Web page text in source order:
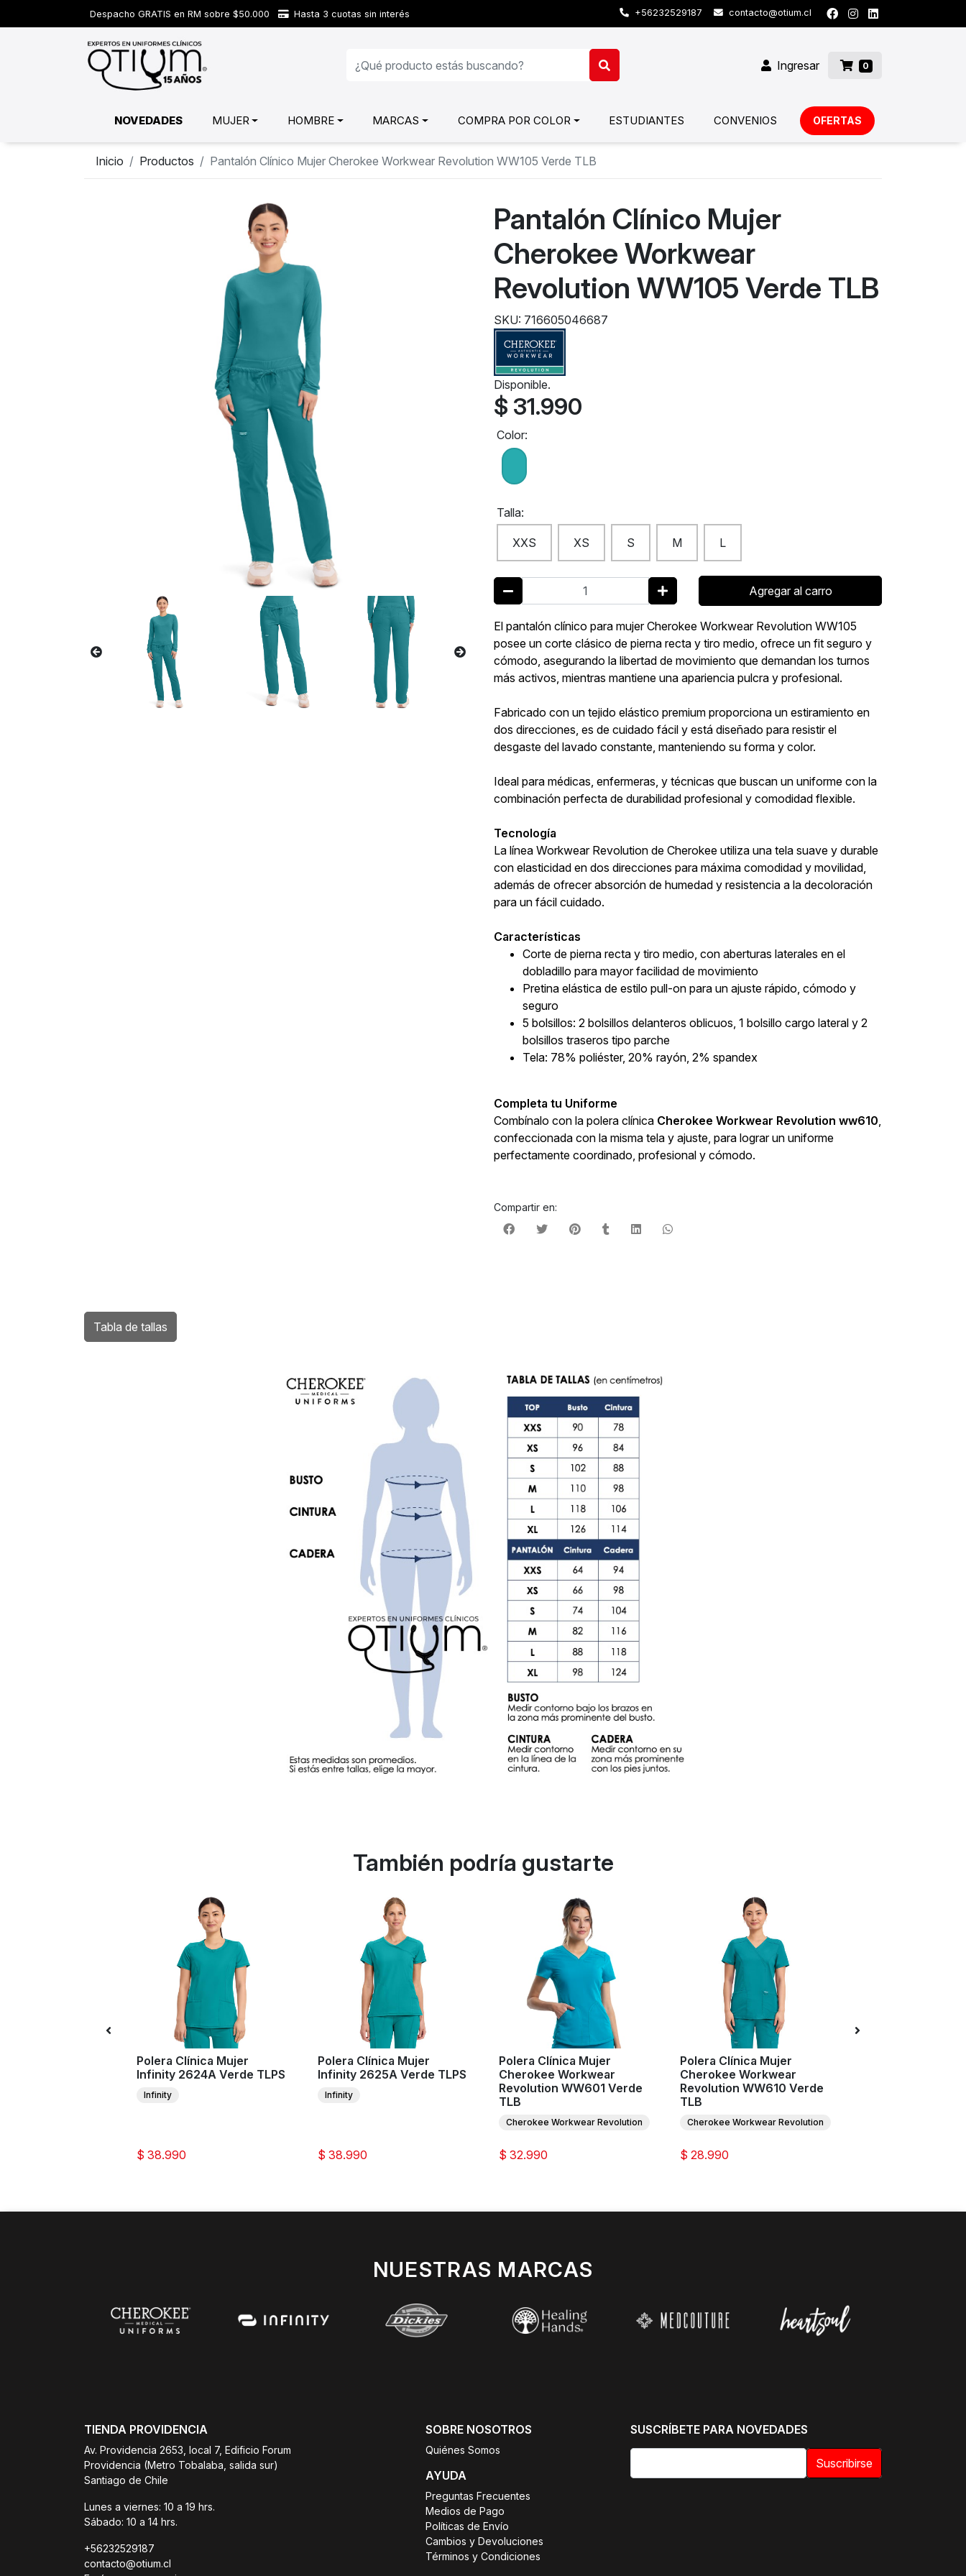
Despacho GRATIS en RM sobre $50.000 Hasta 3 cuotas sin interés +56232529187 contacto@otium.cl
Ingresar 0
NOVEDADES MUJER HOMBRE MARCAS COMPRA POR COLOR ESTUDIANTES CONVENIOS OFERTAS
Inicio Productos Pantalón Clínico Mujer Cherokee Workwear Revolution WW105 Verde TLB
Pantalón Clínico Mujer
Cherokee Workwear
Revolution WW105 Verde TLB
SKU: 716605046687
Disponible.
$ 31.990
Color:
Talla:
XXS XS S M L
Agregar al carro
El pantalón clínico para mujer Cherokee Workwear Revolution WW105
posee un corte clásico de pierna recta y tiro medio, ofrece un fit seguro y
cómodo, asegurando la libertad de movimiento que demandan los turnos
más activos, mientras mantiene una apariencia pulcra y profesional.
Fabricado con un tejido elástico premium proporciona un estiramiento en
dos direcciones, es de cuidado fácil y está diseñado para resistir el
desgaste del lavado constante, manteniendo su forma y color.
Ideal para médicas, enfermeras, y técnicas que buscan un uniforme con la
combinación perfecta de durabilidad profesional y comodidad flexible.
Tecnología
La línea Workwear Revolution de Cherokee utiliza una tela suave y durable
con elasticidad en dos direcciones para máxima comodidad y movilidad,
además de ofrecer absorción de humedad y resistencia a la decoloración
para un fácil cuidado.
Características
Corte de pierna recta y tiro medio, con aberturas laterales en el
dobladillo para mayor facilidad de movimiento
Pretina elástica de estilo pull-on para un ajuste rápido, cómodo y
seguro
5 bolsillos: 2 bolsillos delanteros oblicuos, 1 bolsillo cargo lateral y 2
bolsillos traseros tipo parche
Tela: 78% poliéster, 20% rayón, 2% spandex
Completa tu Uniforme
Combínalo con la polera clínica Cherokee Workwear Revolution ww610
confeccionada con la misma tela y ajuste, para lograr un uniforme
perfectamente coordinado, profesional y cómodo.
Compartir en:
Tabla de tallas
También podría gustarte
Polera Clínica Mujer
Infinity 2624A Verde TLPS
Infinity
$ 38.990
Polera Clínica Mujer
Infinity 2625A Verde TLPS
Infinity
$ 38.990
Polera Clínica Mujer
Cherokee Workwear
Revolution WW601 Verde
TLB
Cherokee Workwear Revolution
$ 32.990
Polera Clínica Mujer
Cherokee Workwear
Revolution WW610 Verde
TLB
Cherokee Workwear Revolution
$ 28.990
NUESTRAS MARCAS
TIENDA PROVIDENCIA
Av. Providencia 2653, local 7, Edificio Forum
Providencia (Metro Tobalaba, salida sur)
Santiago de Chile
Lunes a viernes: 10 a 19 hrs.
Sábado: 10 a 14 hrs.
+56232529187
contacto@otium.cl
SOBRE NOSOTROS
Quiénes Somos
AYUDA
Preguntas Frecuentes
Medios de Pago
Políticas de Envío
Cambios y Devoluciones
Términos y Condiciones
SUSCRÍBETE PARA NOVEDADES
Suscribirse